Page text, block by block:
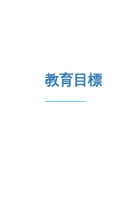
教育目標